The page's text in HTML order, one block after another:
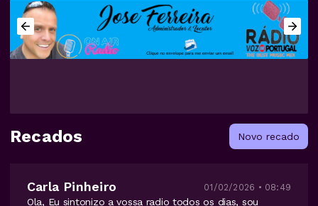
Recados Novo recado
Carla Pinheiro 01/02/2026 • 08:49
Ola, Eu sintonizo a vossa radio todos os dias, sou